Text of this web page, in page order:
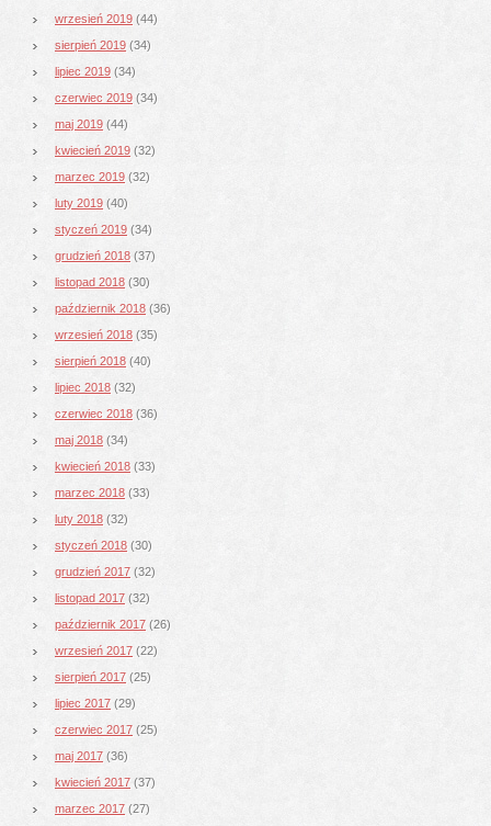
wrzesień 2019 (44)
sierpień 2019 (34)
lipiec 2019 (34)
czerwiec 2019 (34)
maj 2019 (44)
kwiecień 2019 (32)
marzec 2019 (32)
luty 2019 (40)
styczeń 2019 (34)
grudzień 2018 (37)
listopad 2018 (30)
październik 2018 (36)
wrzesień 2018 (35)
sierpień 2018 (40)
lipiec 2018 (32)
czerwiec 2018 (36)
maj 2018 (34)
kwiecień 2018 (33)
marzec 2018 (33)
luty 2018 (32)
styczeń 2018 (30)
grudzień 2017 (32)
listopad 2017 (32)
październik 2017 (26)
wrzesień 2017 (22)
sierpień 2017 (25)
lipiec 2017 (29)
czerwiec 2017 (25)
maj 2017 (36)
kwiecień 2017 (37)
marzec 2017 (27)